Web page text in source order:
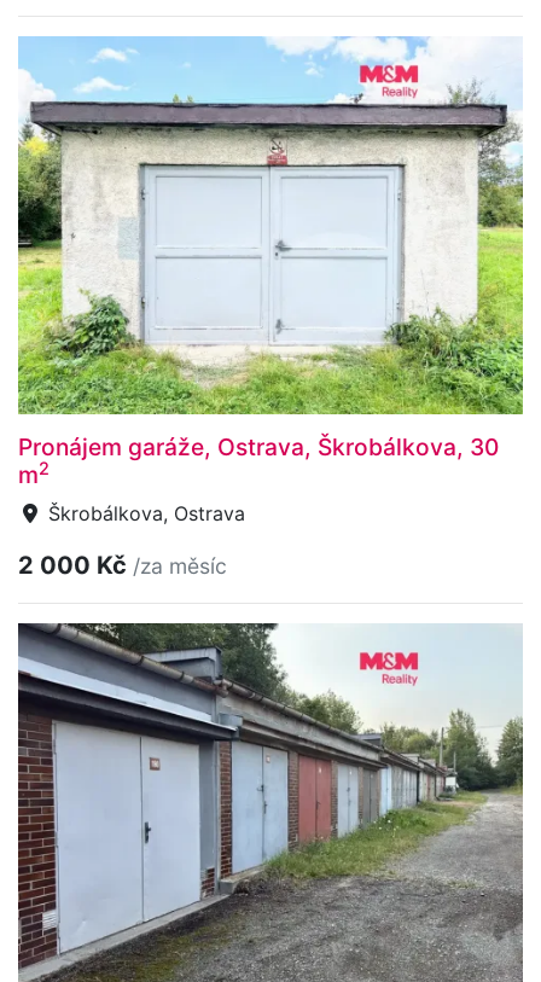
Pronájem garáže, Ostrava, Škrobálkova, 30
m2
Škrobálkova, Ostrava
2 000 Kč /za měsíc